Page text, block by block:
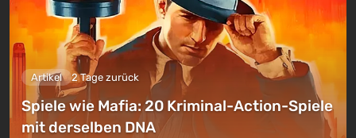
Artikel 2 Tage zurück
Spiele wie Mafia: 20 Kriminal-Action-Spiele
mit derselben DNA